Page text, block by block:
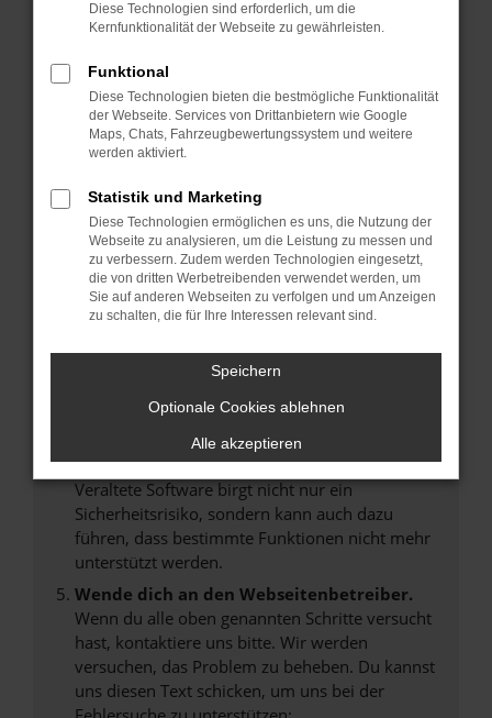
Beim Laden ist ein Fehler aufgetreten.
Hier sind ein paar Tipps, die dir helfen können:
Überprüfe deine Firewall und deine
Internetverbindung.
Laden andere Webseiten, zum Beispiel deine
Suchmaschine?
Manche Erweiterungen, wie Werbeblocker,
können das Laden bestimmter Seiten
verhindern. Funktioniert die Seite in einem
anderen Browser oder in einem privaten
Fenster?
Das kann manchmal helfen, vorübergehende
Probleme zu beheben.
Stelle sicher, dass dein Browser und dein
Betriebssystem auf dem neuesten Stand
sind.
Veraltete Software birgt nicht nur ein
Sicherheitsrisiko, sondern kann auch dazu
führen, dass bestimmte Funktionen nicht mehr
unterstützt werden.
Wende dich an den Webseitenbetreiber.
Wenn du alle oben genannten Schritte versucht
hast, kontaktiere uns bitte. Wir werden
versuchen, das Problem zu beheben. Du kannst
uns diesen Text schicken, um uns bei der
Diese Technologien sind erforderlich, um die
Kernfunktionalität der Webseite zu gewährleisten.
Funktional
Diese Technologien bieten die bestmögliche Funktionalität
der Webseite. Services von Drittanbietern wie Google
Maps, Chats, Fahrzeugbewertungssystem und weitere
werden aktiviert.
Statistik und Marketing
Diese Technologien ermöglichen es uns, die Nutzung der
Webseite zu analysieren, um die Leistung zu messen und
zu verbessern. Zudem werden Technologien eingesetzt,
die von dritten Werbetreibenden verwendet werden, um
Sie auf anderen Webseiten zu verfolgen und um Anzeigen
zu schalten, die für Ihre Interessen relevant sind.
Speichern
Optionale Cookies ablehnen
Alle akzeptieren